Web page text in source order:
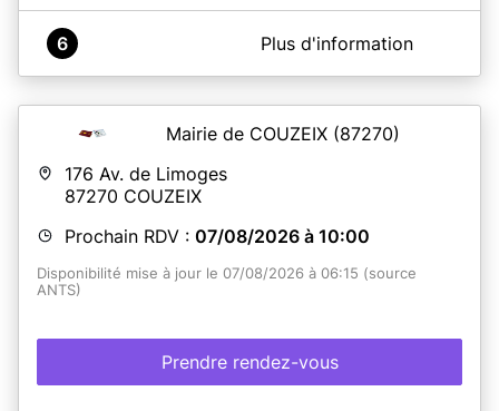
A propos de France Services Vergt
(CAF, Pole Emploi, CPAM, DGFIP, Assurance retraite,
MSA, Justice, prime renov, Banque de France...) et les
demandes de CNI et passeports.
6 Plus d'information
Mairie de COUZEIX (87270)
176 Av. de Limoges
87270 COUZEIX
Prochain RDV : 07/08/2026 à 10:00
Disponibilité mise à jour le 07/08/2026 à 06:15 (source
ANTS)
Prendre rendez-vous